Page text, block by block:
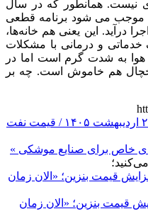
نیست. همانطور که در سال
موجب می شود برنامه قطعی
درآید. این یعنی هم خانه‌ها،
و درمانی با مشکلات
به شدت گرم است اما در
هم خاموش است. چه بر
« قیمت نفت جهانی امروز دوشنبه ۲۱ اردیبهشت ۱۴۰۵ / قیمت نفت
خاص برای صنایع موشکی »
قیمت بنزین؛ «الان زمان